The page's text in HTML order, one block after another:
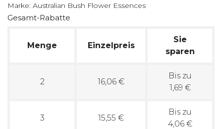
Marke: Australian Bush Flower Essences
Gesamt-Rabatte
Menge Einzelpreis
Sie
sparen
2 16,06 €
Bis zu
1,69 €
3 15,55 €
Bis zu
4,06 €